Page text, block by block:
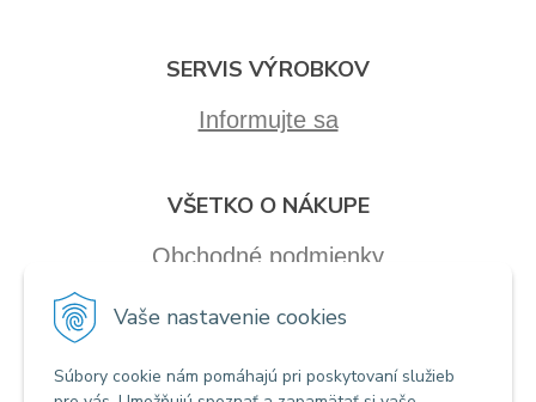
Vaše nastavenie cookies
Súbory cookie nám pomáhajú pri poskytovaní služieb
SERVIS VÝROBKOV
Informujte sa
VŠETKO O NÁKUPE
Obchodné podmienky